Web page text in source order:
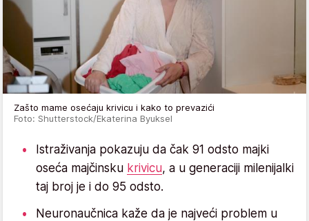
Zašto mame osećaju krivicu i kako to prevazići
Foto: Shutterstock/Ekaterina Byuksel
Istraživanja pokazuju da čak 91 odsto majki
oseća majčinsku krivicu, a u generaciji milenijalki
taj broj je i do 95 odsto.
Neuronaučnica kaže da je najveći problem u